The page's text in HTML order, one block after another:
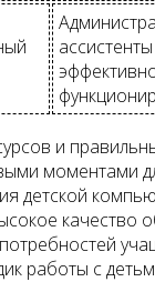
и
моментами
детской
качество
работы с